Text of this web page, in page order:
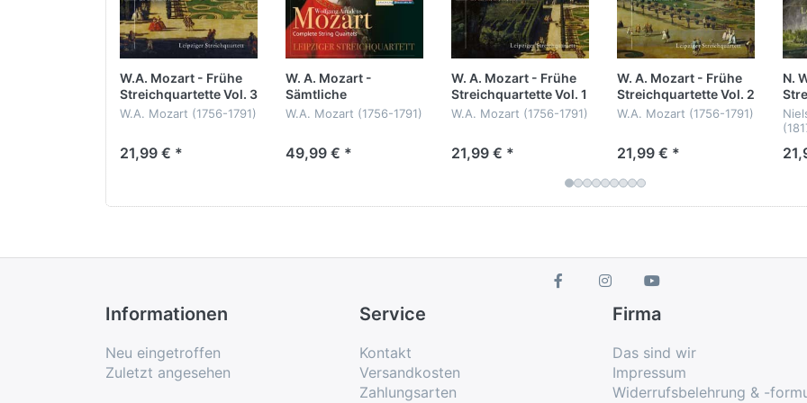
finden auch in der Quartettfassung ihren Niederschlag: Es braucht schon ein
die riesigen Sprünge, Flageolettakkorde und engste harmonische Verschränkungen mit
zaubert.
bereichert
Zwei Transkriptionen von Beethovens Zeitgenossen bereichern das Programm: Gemeinsam
Borck präsentieren die Leipziger Beethovens dritten Versuch einer Ouvertüre zu seiner Oper
zur berühmten Ferntrompete greift, sollte auch der letzte Skeptiker von den sinfonischen
erheblich schlankere Endfassung der „Fidelio“- Ouvertüre rundet dieses außergewöhnliche
W.A. Mozart - Frühe
Streichquartette Vol. 3
W.A. Mozart (1756-1791)
Vol. 3
21,99 € *
W. A. Mozart -
Sämtliche
Streichquartette
W.A. Mozart (1756-1791)
Streichquartette
49,99 € *
W. A. Mozart - Frühe
Streichquartette Vol. 1
W.A. Mozart (1756-1791)
Vol. 1
21,99 € *
W. A. Mozart - Frühe
Streichquartette Vol. 2
W.A. Mozart (1756-1791)
Vol. 2
21,99 € *
N.
Informationen
Neu eingetroffen
Zuletzt angesehen
Service
Kontakt
Versandkosten
Zahlungsarten
Firma
Das sind wir
Impressum
Widerrufsbelehrung & -